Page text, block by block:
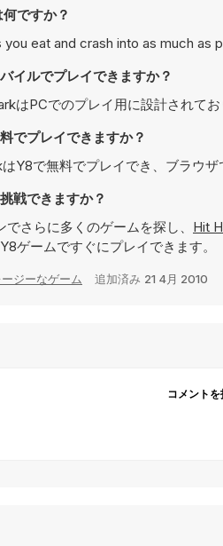
ですか？
you eat and crash into as much
イルでプレイできますか？
はPCでのプレイ用に設計されて
でプレイできますか？
Y8で無料でプレイでき、ブラウザ
戦できますか？
でさらに多くのゲームを探し、 Hit
ゲームですぐにプレイできます。
ジーなゲーム 追加済み 21 4月 2010
コメント